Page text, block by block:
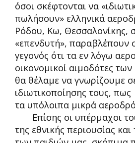
όσοι σκέφτονται να
πωλήσουν» ελληνικά
Ρόδου, Κω, Θεσσαλονίκης,
«επενδυτή», παραβλέπουν
γεγονός ότι τα εν λόγω
οικονομικοί αιμοδότες
θα θέλαμε να γνωρίζουμε
ιδιωτικοποίησης τους,
τα υπόλοιπα μικρά
Επίσης οι υπέρμαχοι
της εθνικής περιουσίας